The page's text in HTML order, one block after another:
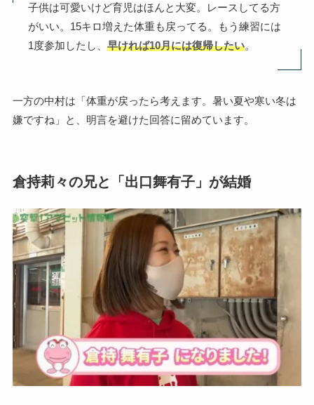
子供は可愛いけど育児はほんと大変。レースしてる方
がいい。15キロ増えた体重も戻ってる。もう練習には
1度参加したし、早ければ10月には復帰したい。
一方の中村は「体重が戻ったら考えます。暑い夏や寒い冬は
嫌ですね」と、明言を避けた回答に留めています。
倉持莉々の兄と「出口舞有子」が結婚